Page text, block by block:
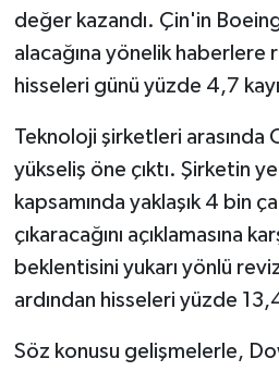
değer kazandı. Çin'in
alacağına yönelik haberlere
hisseleri günü yüzde 4,7
Teknoloji şirketleri arasında
yükseliş öne çıktı. Şirketin
kapsamında yaklaşık 4 bin
çıkaracağını açıklamasına
beklentisini yukarı yönlü
ardından hisseleri yüzde
Söz konusu gelişmelerle,